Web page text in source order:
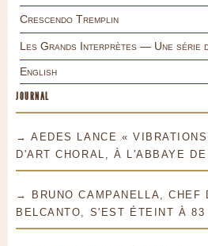
Crescendo Tremplin
Les Grands Interprètes — Une série
English
JOURNAL
→ AEDES LANCE «
D'ART CHORAL, À L'ABBAYE
→ BRUNO CAMPANELLA, CHEF
BELCANTO, S'EST ÉTEINT À 83